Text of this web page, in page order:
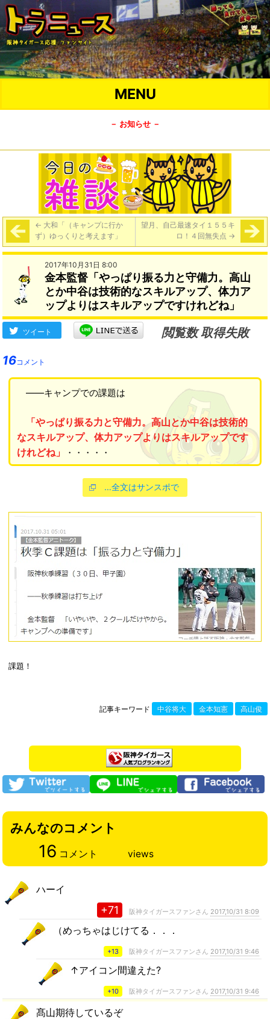
MENU
－ お知らせ －
← 大和「（キャンプに行か
ず）ゆっくりと考えます」
望月、自己最速タイ１５５キ
ロ！４回無失点 →
2017年10月31日 8:00
金本監督「やっぱり振る力と守備力。高山
とか中谷は技術的なスキルアップ、体力ア
ップよりはスキルアップですけれどね」
ツイート
閲覧数 取得失敗
16コメント
――キャンプでの課題は
「やっぱり振る力と守備力。高山とか中谷は技術的
なスキルアップ、体力アップよりはスキルアップです
けれどね」
・・・・・
…全文はサンスポで
課題！
記事キーワード 中谷将大 金本知憲 高山俊
みんなのコメント
16 コメント views
ハーイ
+71 阪神タイガースファンさん 2017,10/31 8:09
（めっちゃはじけてる．．．
+13 阪神タイガースファンさん 2017,10/31 9:46
↑アイコン間違えた?
+10 阪神タイガースファンさん 2017,10/31 9:46
髙山期待しているぞ